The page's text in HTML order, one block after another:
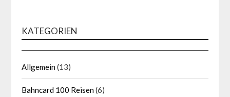
KATEGORIEN
Allgemein(13)
Bahncard 100 Reisen(6)